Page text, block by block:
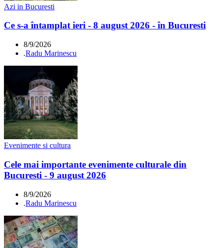
Azi in Bucuresti
Ce s-a întamplat ieri - 8 august 2026 - în Bucuresti
8/9/2026
.Radu Marinescu
Evenimente si cultura
Cele mai importante evenimente culturale din
Bucuresti - 9 august 2026
8/9/2026
.Radu Marinescu